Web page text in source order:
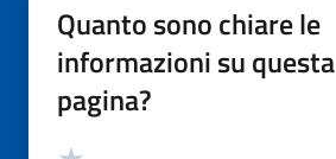
Quanto sono chiare le
informazioni su questa
pagina?
Valutazione